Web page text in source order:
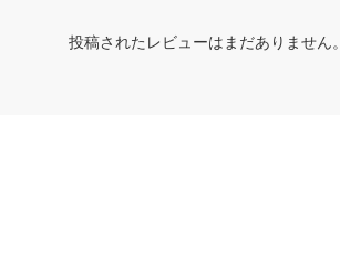
投稿されたレビューはまだありません。